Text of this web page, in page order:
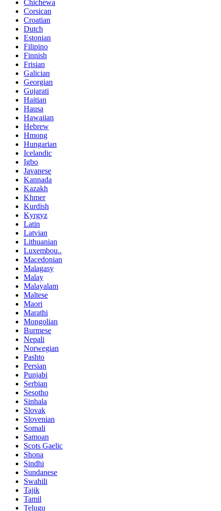
Chichewa
Corsican
Croatian
Dutch
Estonian
Filipino
Finnish
Frisian
Galician
Georgian
Gujarati
Haitian
Hausa
Hawaiian
Hebrew
Hmong
Hungarian
Icelandic
Igbo
Javanese
Kannada
Kazakh
Khmer
Kurdish
Kyrgyz
Latin
Latvian
Lithuanian
Luxembou..
Macedonian
Malagasy
Malay
Malayalam
Maltese
Maori
Marathi
Mongolian
Burmese
Nepali
Norwegian
Pashto
Persian
Punjabi
Serbian
Sesotho
Sinhala
Slovak
Slovenian
Somali
Samoan
Scots Gaelic
Shona
Sindhi
Sundanese
Swahili
Tajik
Tamil
Telugu